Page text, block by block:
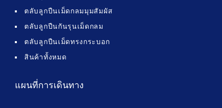
ตลับลูกปืนเม็ดกลมมุมสัมผัส
ตลับลูกปืนกันรุนเม็ดกลม
ตลับลูกปืนเม็ดทรงกระบอก
สินค้าทั้งหมด
แผนที่การเดินทาง